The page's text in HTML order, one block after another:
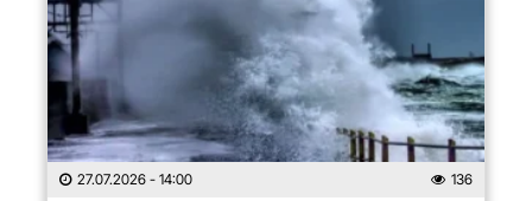
27.07.2026 - 14:00 136